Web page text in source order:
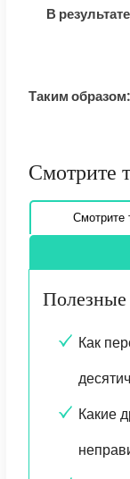
В
Таким образом:
Смотрите
Смотрите
Как
Какие